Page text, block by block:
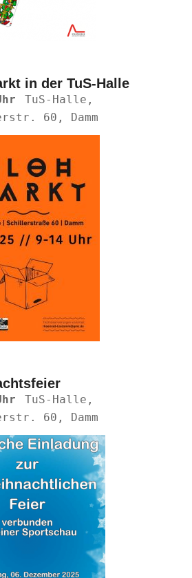
in der TuS-Halle
TuS-Halle,
60, Damm
TuS-Halle,
60, Damm